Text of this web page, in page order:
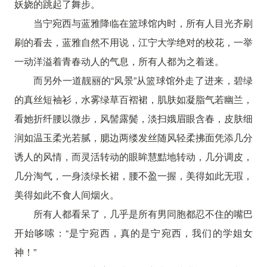
妖娆的跳起了舞步。
当宁宛西与蓝雅降临在篮球馆内时，所有人目光齐刷
刷的看去，蓝雅自然不用说，江宁大学绝对的校花，一举
一动洋溢着青春动人的气息，所有人都为之着迷。
而另外一道靓丽的“风景”从篮球馆外走了进来，碧绿
的真丝短袖衫，水雾绿草百褶裙，肌肤如凝脂气若幽兰，
看她折纤腰以微步，风髻露鬓，淡扫娥眉眼含春，皮肤细
润如温玉柔光若腻，腮边两缕发丝随风轻柔拂面凭添几分
诱人的风情，而灵活转动的眼眸慧黠地转动，几分调皮，
几分淘气，一身淡绿长裙，腰不盈一握，美得如此无瑕，
美得如此不食人间烟火。
所有人都看呆了，几乎是所有男同胞都忍不住的嘴巴
开始哆嗦：“是宁宛西，真的是宁宛西，我们的学姐女
神！”